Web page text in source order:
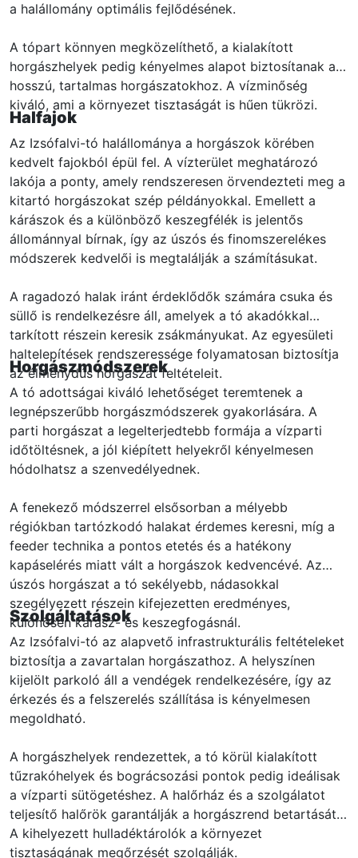
a halállomány optimális fejlődésének.
A tópart könnyen megközelíthető, a kialakított
horgászhelyek pedig kényelmes alapot biztosítanak a
hosszú, tartalmas horgászatokhoz. A vízminőség
kiváló, ami a környezet tisztaságát is hűen tükrözi.
Halfajok
Az Izsófalvi-tó halállománya a horgászok körében
kedvelt fajokból épül fel. A vízterület meghatározó
lakója a ponty, amely rendszeresen örvendezteti meg a
kitartó horgászokat szép példányokkal. Emellett a
kárászok és a különböző keszegfélék is jelentős
állománnyal bírnak, így az úszós és finomszerelékes
módszerek kedvelői is megtalálják a számításukat.
A ragadozó halak iránt érdeklődők számára csuka és
süllő is rendelkezésre áll, amelyek a tó akadókkal
tarkított részein keresik zsákmányukat. Az egyesületi
haltelepítések rendszeressége folyamatosan biztosítja
az élménydús horgászat feltételeit.
Horgászmódszerek
A tó adottságai kiváló lehetőséget teremtenek a
legnépszerűbb horgászmódszerek gyakorlására. A
parti horgászat a legelterjedtebb formája a vízparti
időtöltésnek, a jól kiépített helyekről kényelmesen
hódolhatsz a szenvedélyednek.
A fenekező módszerrel elsősorban a mélyebb
régiókban tartózkodó halakat érdemes keresni, míg a
feeder technika a pontos etetés és a hatékony
kapáselérés miatt vált a horgászok kedvencévé. Az
úszós horgászat a tó sekélyebb, nádasokkal
szegélyezett részein kifejezetten eredményes,
különösen kárász- és keszegfogásnál.
Szolgáltatások
Az Izsófalvi-tó az alapvető infrastrukturális feltételeket
biztosítja a zavartalan horgászathoz. A helyszínen
kijelölt parkoló áll a vendégek rendelkezésére, így az
érkezés és a felszerelés szállítása is kényelmesen
megoldható.
A horgászhelyek rendezettek, a tó körül kialakított
tűzrakóhelyek és bográcsozási pontok pedig ideálisak
a vízparti sütögetéshez. A halőrház és a szolgálatot
teljesítő halőrök garantálják a horgászrend betartását.
A kihelyezett hulladéktárolók a környezet
tisztaságának megőrzését szolgálják.